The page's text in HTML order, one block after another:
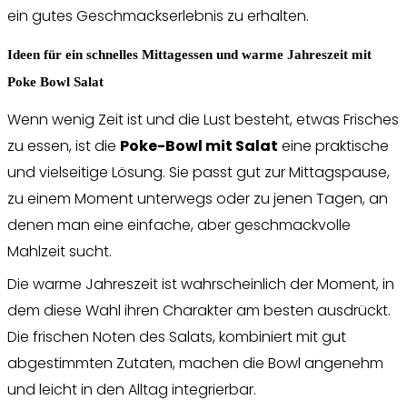
ein gutes Geschmackserlebnis zu erhalten.
Ideen für ein schnelles Mittagessen und warme Jahreszeit mit
Poke Bowl Salat
Wenn wenig Zeit ist und die Lust besteht, etwas Frisches
zu essen, ist die Poke-Bowl mit Salat eine praktische
und vielseitige Lösung. Sie passt gut zur Mittagspause,
zu einem Moment unterwegs oder zu jenen Tagen, an
denen man eine einfache, aber geschmackvolle
Mahlzeit sucht.
Die warme Jahreszeit ist wahrscheinlich der Moment, in
dem diese Wahl ihren Charakter am besten ausdrückt.
Die frischen Noten des Salats, kombiniert mit gut
abgestimmten Zutaten, machen die Bowl angenehm
und leicht in den Alltag integrierbar.